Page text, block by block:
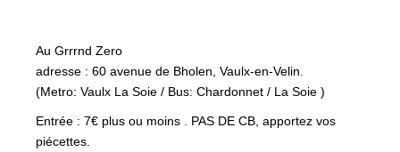
Au Grrrnd Zero
adresse : 60 avenue de Bholen, Vaulx-en-Velin.
(Metro: Vaulx La Soie / Bus: Chardonnet / La Soie )
Entrée : 7€ plus ou moins . PAS DE CB, apportez vos
piécettes.